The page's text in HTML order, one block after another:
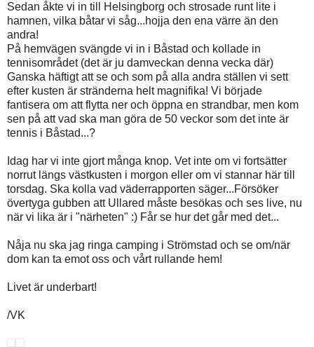
Sedan åkte vi in till Helsingborg och strosade runt lite i
hamnen, vilka båtar vi såg...hojja den ena värre än den
andra!
På hemvägen svängde vi in i Båstad och kollade in
tennisområdet (det är ju damveckan denna vecka där)
Ganska häftigt att se och som på alla andra ställen vi sett
efter kusten är stränderna helt magnifika! Vi började
fantisera om att flytta ner och öppna en strandbar, men kom
sen på att vad ska man göra de 50 veckor som det inte är
tennis i Båstad...?
Idag har vi inte gjort många knop. Vet inte om vi fortsätter
norrut längs västkusten i morgon eller om vi stannar här till
torsdag. Ska kolla vad väderrapporten säger...Försöker
övertyga gubben att Ullared måste besökas och ses live, nu
när vi lika är i "närheten" :) Får se hur det går med det...
Nåja nu ska jag ringa camping i Strömstad och se om/när
dom kan ta emot oss och vårt rullande hem!
Livet är underbart!
/VK